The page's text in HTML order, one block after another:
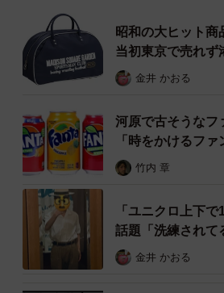
昭和の大ヒット
当初東京で売れず
金井 かおる
河原で古そうな
「時をかけるファ
竹内 章
「ユニクロ上下
話題「洗練されて
金井 かおる